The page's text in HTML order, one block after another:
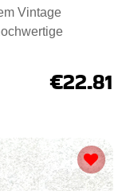
Vintage
€22.81